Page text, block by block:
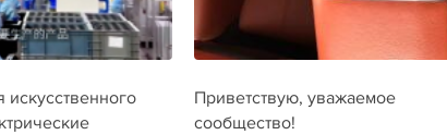
искусственного
Приветствую, уважаемое
сообщество!